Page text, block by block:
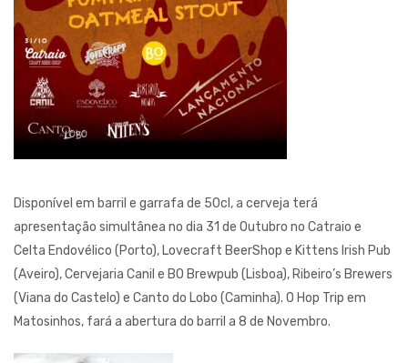
Disponível em barril e garrafa de 50cl, a cerveja terá
apresentação simultânea no dia 31 de Outubro no Catraio e
Celta Endovélico (Porto), Lovecraft BeerShop e Kittens Irish Pub
(Aveiro), Cervejaria Canil e BO Brewpub (Lisboa), Ribeiro’s Brewers
(Viana do Castelo) e Canto do Lobo (Caminha). O Hop Trip em
Matosinhos, fará a abertura do barril a 8 de Novembro.